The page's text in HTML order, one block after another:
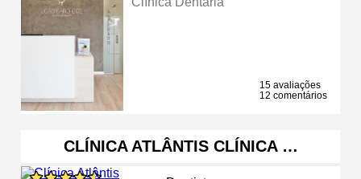
15 avaliações
12 comentários
CLÍNICA ATLÂNTIS CLÍNICA …